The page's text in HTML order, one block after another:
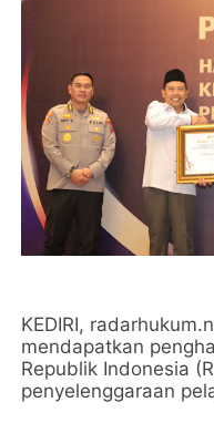
KEDIRI,
mendapatkan
Republik Indonesia
penyelenggaraan